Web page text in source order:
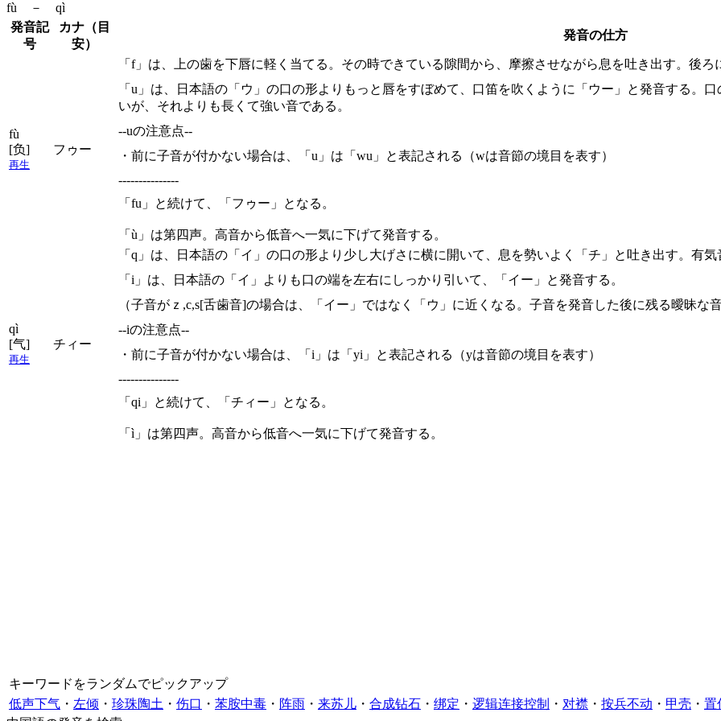
fù － qì
発音記
号
カナ（目
安）
発音の仕方
fù
[负]
再生
フゥー
「f」は、上の歯を下唇に軽く当てる。その時できている隙間から、摩擦させながら息を吐き出す。後
「u」は、日本語の「ウ」の口の形よりもっと唇をすぼめて、口笛を吹くように「ウー」と発音する。
いが、それよりも長くて強い音である。
--uの注意点--
・前に子音が付かない場合は、「u」は「wu」と表記される（wは音節の境目を表す）
---------------
「fu」と続けて、「フゥー」となる。
「ù」は第四声。高音から低音へ一気に下げて発音する。
qì
[气]
再生
チィー
「q」は、日本語の「イ」の口の形より少し大げさに横に開いて、息を勢いよく「チ」と吐き出す。有
「i」は、日本語の「イ」よりも口の端を左右にしっかり引いて、「イー」と発音する。
（子音がｚ,c,s[舌歯音]の場合は、「イー」ではなく「ウ」に近くなる。子音を発音した後に残る曖昧な
--iの注意点--
・前に子音が付かない場合は、「i」は「yi」と表記される（yは音節の境目を表す）
---------------
「qi」と続けて、「チィー」となる。
「ì」は第四声。高音から低音へ一気に下げて発音する。
キーワードをランダムでピックアップ
低声下气 ・ 左倾 ・ 珍珠陶土 ・ 伤口 ・ 苯胺中毒 ・ 阵雨 ・ 来苏儿 ・ 合成钻石 ・ 绑定 ・ 逻辑连接控制 ・ 对襟 ・ 按兵不动 ・ 甲壳 ・ 置